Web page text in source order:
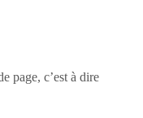
page, c’est à dire